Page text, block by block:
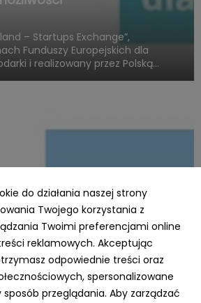
– Startups Exchange”,
Funduszy Europejskich dla
i realizowany przez Polską
Twojej firmy – nawet 3,5
transformację z
do działania naszej strony
Twojego korzystania z
Twoimi preferencjami online
reklamowych. Akceptując
odpowiednie treści oraz
spersonalizowane
przeglądania. Aby zarządzać